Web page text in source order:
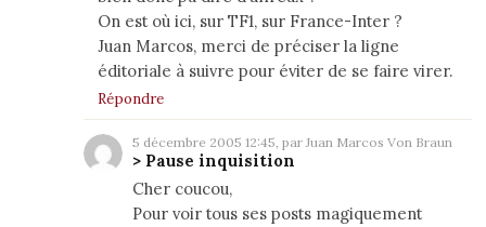
On est où ici, sur TF1, sur France-Inter ?
Juan Marcos, merci de préciser la ligne
éditoriale à suivre pour éviter de se faire virer.
Répondre
5 décembre 2005 12:45, par Juan Marcos Von Braun
> Pause inquisition
Cher coucou,
Pour voir tous ses posts magiquement